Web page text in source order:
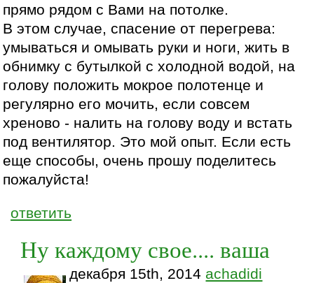
прямо рядом с Вами на потолке.
В этом случае, спасение от перегрева:
умываться и омывать руки и ноги, жить в
обнимку с бутылкой с холодной водой, на
голову положить мокрое полотенце и
регулярно его мочить, если совсем
хреново - налить на голову воду и встать
под вентилятор. Это мой опыт. Если есть
еще способы, очень прошу поделитесь
пожалуйста!
ответить
Ну каждому свое.... ваша
декабря 15th, 2014 achadidi